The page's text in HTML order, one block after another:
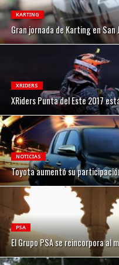
KARTING
Gran jornada de Karting en San
XRIDERS
XRiders Punta del Este 2017
NOTICIAS
Toyota aumentó su
PSA
El Grupo PSA se reincorpora al